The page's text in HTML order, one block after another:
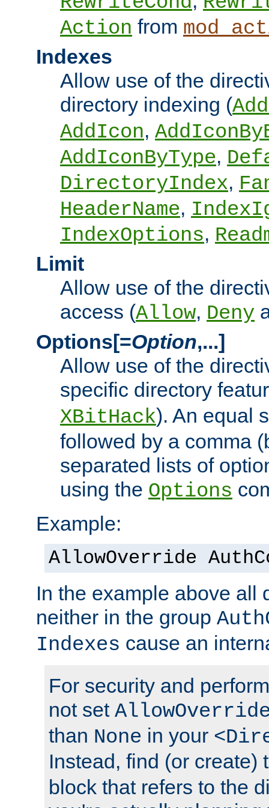
Action from
Indexes
Allow use of the
directory indexing (
AddIcon,
AddIconByType,
DirectoryIndex,
HeaderName,
IndexOptions,
Limit
Allow use of the
access (Allow, Deny
Options[=Option,...]
Allow use of the
specific directory
XBitHack). An equal
followed by a comma
separated lists of
using the Options
Example:
AllowOverride
In the example above all
neither in the group
Indexes cause an
For security and
not set
than None in your
Instead, find (or create)
block that refers to the